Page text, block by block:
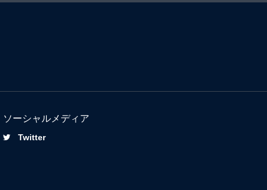
ソーシャルメディア
Twitter